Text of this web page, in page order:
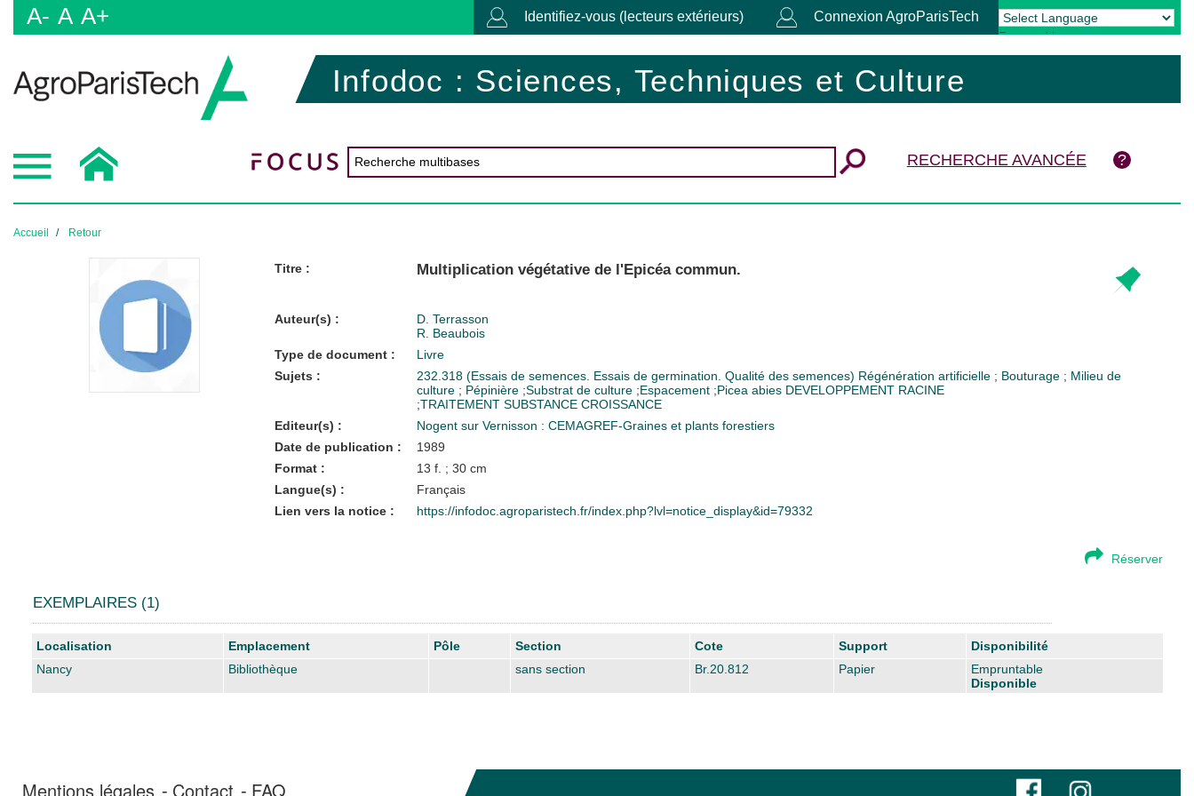
A- A A+ Identifiez-vous (lecteurs extérieurs) Connexion AgroParisTech
Powered by Translate
Infodoc : Sciences, Techniques et Culture
RECHERCHE AVANCÉE
Accueil Retour
Titre : Multiplication végétative de l'Epicéa commun.
Auteur(s) :
D. Terrasson
R. Beaubois
Type de document :
Livre
Sujets :
232.318 (Essais de semences. Essais de germination. Qualité des semences) Régénération artificielle ; Bouturage ; Milieu de
culture ; Pépinière ;Substrat de culture ;Espacement ;Picea abies DEVELOPPEMENT RACINE
;TRAITEMENT SUBSTANCE CROISSANCE
Editeur(s) :
Nogent sur Vernisson : CEMAGREF-Graines et plants forestiers
Date de publication :
1989
Format :
13 f. ; 30 cm
Langue(s) :
Français
Lien vers la notice :
https://infodoc.agroparistech.fr/index.php?lvl=notice_display&id=79332
Réserver
EXEMPLAIRES (1)
Liste des exemplaires
Localisation Emplacement Pôle Section Cote Support
Disponibilité
Nancy
Bibliothèque sans section Br.20.812 Papier
Empruntable
Disponible
Mentions légales Contact FAQ